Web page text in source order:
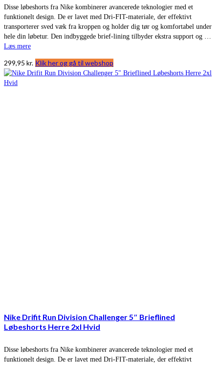
Disse løbeshorts fra Nike kombinerer avancerede teknologier med et
funktionelt design. De er lavet med Dri-FIT-materiale, der effektivt
transporterer sved væk fra kroppen og holder dig tør og komfortabel under
hele din løbetur. Den indbyggede brief-lining tilbyder ekstra support og …
Læs mere
299,95 kr. Klik her og gå til webshop
Nike Drifit Run Division Challenger 5″ Brieflined
Løbeshorts Herre 2xl Hvid
Disse løbeshorts fra Nike kombinerer avancerede teknologier med et
funktionelt design. De er lavet med Dri-FIT-materiale, der effektivt